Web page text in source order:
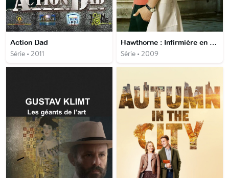
Action Dad
Série • 2011
Hawthorne : Infirmière en chef
Série • 2009